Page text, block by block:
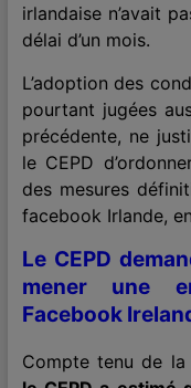
irlandaise n’avait
délai d’un mois.
L’adoption des
pourtant jugées
précédente, ne
le CEPD
des mesures
facebook Irlande,
Le CEPD
mener une
Facebook
Compte tenu de